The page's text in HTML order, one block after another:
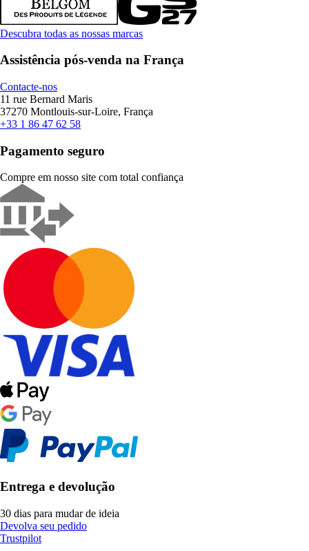
Descubra todas as nossas marcas
Assistência pós-venda na França
Contacte-nos
11 rue Bernard Maris
37270 Montlouis-sur-Loire, França
+33 1 86 47 62 58
Pagamento seguro
Compre em nosso site com total confiança
Entrega e devolução
30 dias para mudar de ideia
Devolva seu pedido
Trustpilot